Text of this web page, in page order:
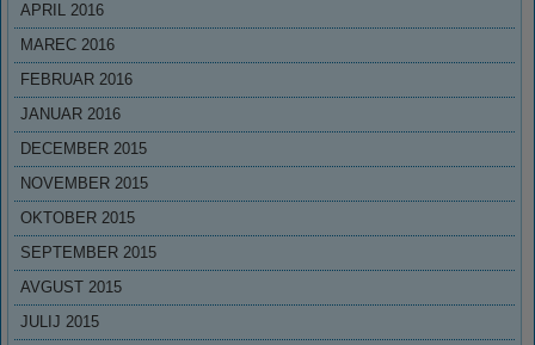
APRIL 2016
MAREC 2016
FEBRUAR 2016
JANUAR 2016
DECEMBER 2015
NOVEMBER 2015
OKTOBER 2015
SEPTEMBER 2015
AVGUST 2015
JULIJ 2015